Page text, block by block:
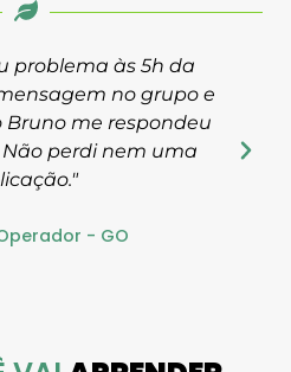
problema às 5h da
no grupo e
me respondeu
perdi nem uma
- GO